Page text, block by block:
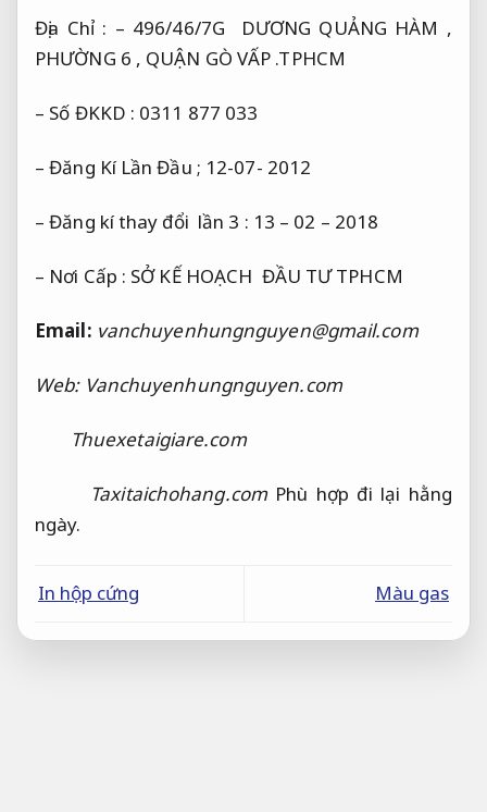
Địa Chỉ : – 496/46/7G DƯƠNG QUẢNG HÀM ,
PHƯỜNG 6 , QUẬN GÒ VẤP .TPHCM
– Số ĐKKD : 0311 877 033
– Đăng Kí Lần Đầu ; 12-07- 2012
– Đăng kí thay đổi lần 3 : 13 – 02 – 2018
– Nơi Cấp : SỞ KẾ HOẠCH ĐẦU TƯ TPHCM
Email: vanchuyenhungnguyen@gmail.com
Web: Vanchuyenhungnguyen.com
Thuexetaigiare.com
Taxitaichohang.com Phù hợp đi lại hằng
ngày.
In hộp cứng Màu gas